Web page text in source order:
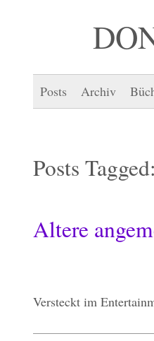
Posts Archiv
Posts Tagged:
Altere
Versteckt im